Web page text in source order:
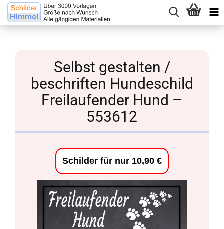
Selbst gestalten /
beschriften Hundeschild
Freilaufender Hund –
553612
Schilder für nur 10,90 €